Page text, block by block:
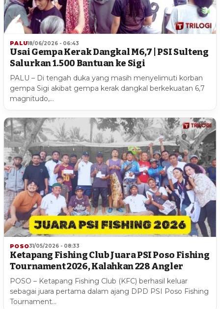
PALU18/06/2026 - 06:43
Usai Gempa Kerak Dangkal M6,7 | PSI Sulteng
Salurkan 1.500 Bantuan ke Sigi
PALU – Di tengah duka yang masih menyelimuti korban
gempa Sigi akibat gempa kerak dangkal berkekuatan 6,7
magnitudo,…
POSO31/05/2026 - 08:33
Ketapang Fishing Club Juara PSI Poso Fishing
Tournament 2026, Kalahkan 228 Angler
POSO – Ketapang Fishing Club (KFC) berhasil keluar
sebagai juara pertama dalam ajang DPD PSI Poso Fishing
Tournament…